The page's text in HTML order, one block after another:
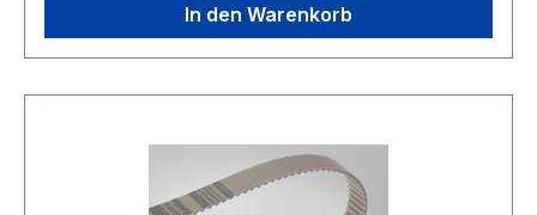
In den Warenkorb